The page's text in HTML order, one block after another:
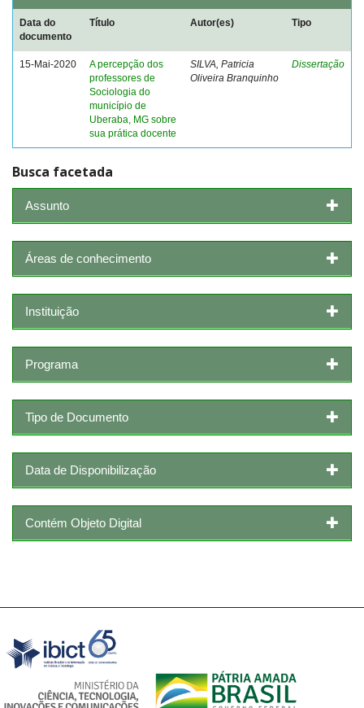
Data do
documento
Título Autor(es) Tipo
15-Mai-2020
A percepção dos
professores de
Sociologia do
município de
Uberaba, MG sobre
sua prática docente
SILVA, Patricia
Oliveira Branquinho
Dissertação
Busca facetada
Assunto
Áreas de conhecimento
Instituição
Programa
Tipo de Documento
Data de Disponibilização
Contém Objeto Digital